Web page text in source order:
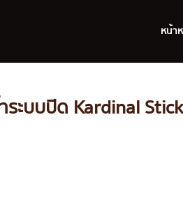
หน้า
ะบบปิด Kardinal Stick